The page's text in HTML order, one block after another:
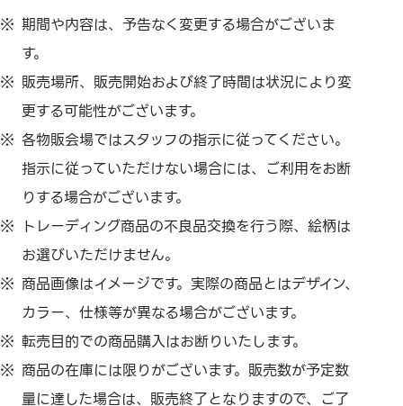
期間や内容は、予告なく変更する場合がございま
す。
販売場所、販売開始および終了時間は状況により変
更する可能性がございます。
各物販会場ではスタッフの指示に従ってください。
指示に従っていただけない場合には、ご利用をお断
りする場合がございます。
トレーディング商品の不良品交換を行う際、絵柄は
お選びいただけません。
商品画像はイメージです。実際の商品とはデザイン、
カラー、仕様等が異なる場合がございます。
転売目的での商品購入はお断りいたします。
商品の在庫には限りがございます。販売数が予定数
量に達した場合は、販売終了となりますので、ご了